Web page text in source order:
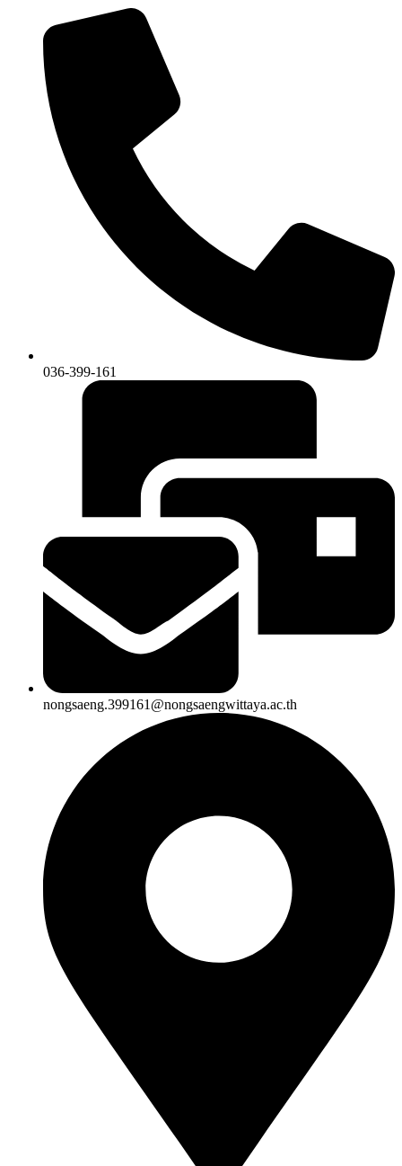
036-399-161
nongsaeng.399161@nongsaengwittaya.ac.th